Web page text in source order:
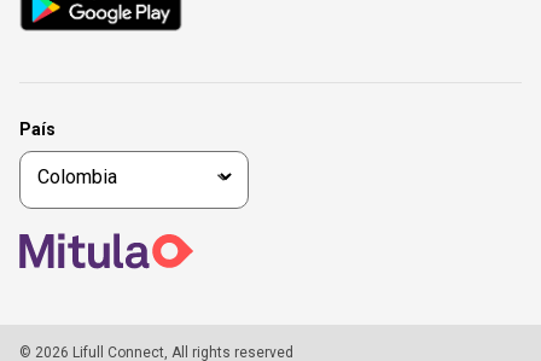
País
© 2026 Lifull Connect, All rights reserved